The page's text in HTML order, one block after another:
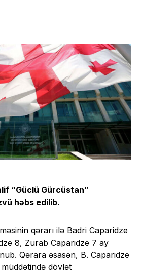
“Güclü Gürcüstan”
həbs edilib.
qərarı ilə Badri Caparidze
8, Zurab Caparidze 7 ay
Qərara əsasən, B. Caparidze
dövlət